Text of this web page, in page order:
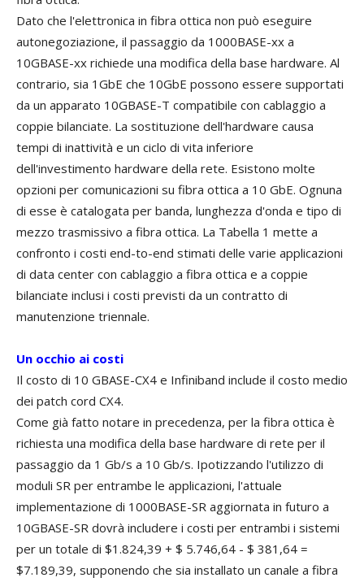
Dato che l'elettronica in fibra ottica non può eseguire
autonegoziazione, il passaggio da 1000BASE-xx a
10GBASE-xx richiede una modifica della base hardware. Al
contrario, sia 1GbE che 10GbE possono essere supportati
da un apparato 10GBASE-T compatibile con cablaggio a
coppie bilanciate. La sostituzione dell'hardware causa
tempi di inattività e un ciclo di vita inferiore
dell'investimento hardware della rete. Esistono molte
opzioni per comunicazioni su fibra ottica a 10 GbE. Ognuna
di esse è catalogata per banda, lunghezza d'onda e tipo di
mezzo trasmissivo a fibra ottica. La Tabella 1 mette a
confronto i costi end-to-end stimati delle varie applicazioni
di data center con cablaggio a fibra ottica e a coppie
bilanciate inclusi i costi previsti da un contratto di
manutenzione triennale.
Un occhio ai costi
Il costo di 10 GBASE-CX4 e Infiniband include il costo medio
dei patch cord CX4.
Come già fatto notare in precedenza, per la fibra ottica è
richiesta una modifica della base hardware di rete per il
passaggio da 1 Gb/s a 10 Gb/s. Ipotizzando l'utilizzo di
moduli SR per entrambe le applicazioni, l'attuale
implementazione di 1000BASE-SR aggiornata in futuro a
10GBASE-SR dovrà includere i costi per entrambi i sistemi
per un totale di $1.824,39 + $ 5.746,64 - $ 381,64 =
$7.189,39, supponendo che sia installato un canale a fibra